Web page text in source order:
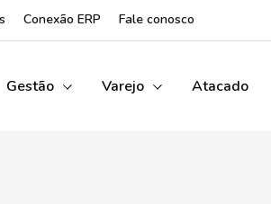
Conexão ERP Fale conosco
Gestão Varejo Atacado